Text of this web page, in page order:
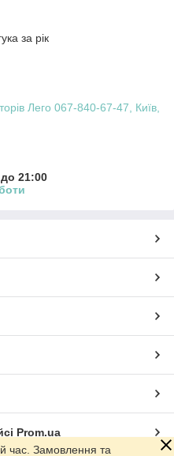
за рік
Лего 067-840-67-47, Київ,
21:00
Prom.ua
час. Замовлення та